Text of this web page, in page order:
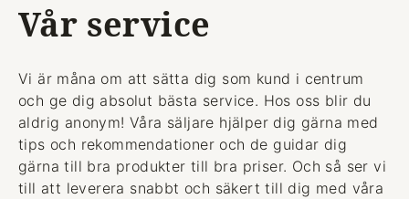
Vår service
Vi är måna om att sätta dig som kund i centrum
och ge dig absolut bästa service. Hos oss blir du
aldrig anonym! Våra säljare hjälper dig gärna med
tips och rekommendationer och de guidar dig
gärna till bra produkter till bra priser. Och så ser vi
till att leverera snabbt och säkert till dig med våra